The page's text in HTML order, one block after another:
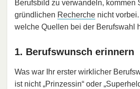
Berufsbild zu verwandeln, kommen
gründlichen Recherche nicht
welche Quellen bei der Berufswahl
1. Berufswunsch erinnern
Was war Ihr erster wirklicher
ist nicht „Prinzessin“ oder